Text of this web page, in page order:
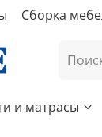
Сборка
и матрасы